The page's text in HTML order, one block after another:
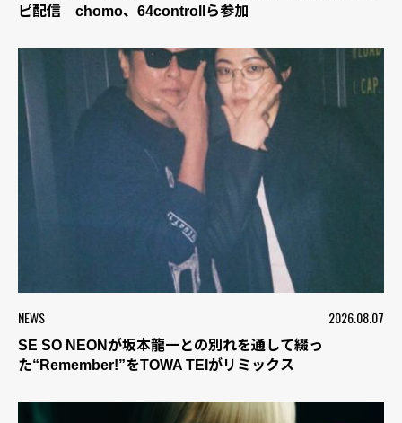
ピ配信 chomo、64controllら参加
NEWS 2026.08.07
SE SO NEONが坂本龍一との別れを通して綴っ
た“Remember!”をTOWA TEIがリミックス